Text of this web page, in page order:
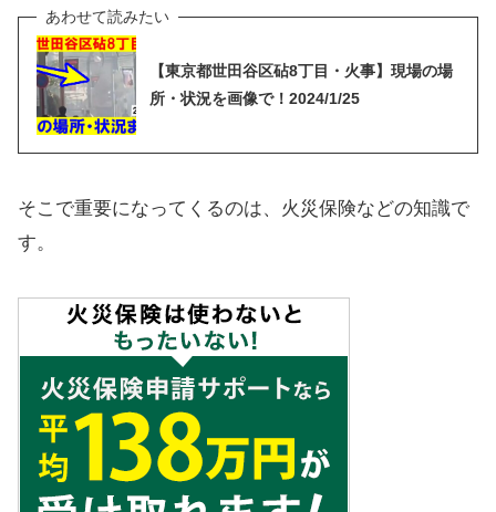
【東京都世田谷区砧8丁目・火事】現場の場
所・状況を画像で！2024/1/25
そこで重要になってくるのは、火災保険などの知識で
す。